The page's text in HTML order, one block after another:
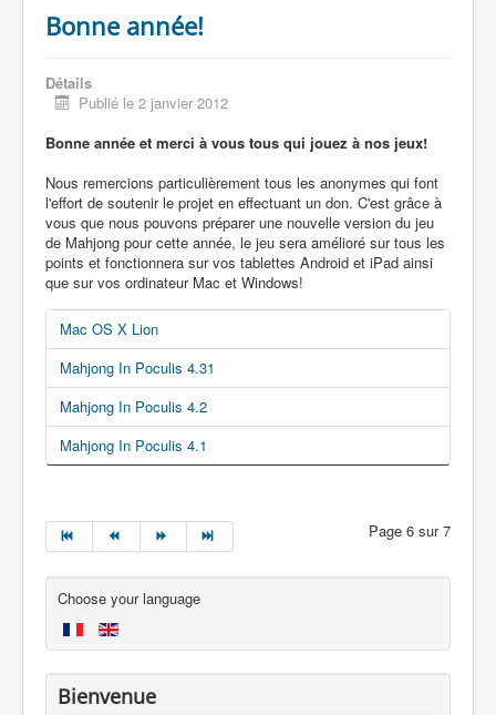
Bonne année!
Détails
Publié le 2 janvier 2012
Bonne année et merci à vous tous qui jouez à nos jeux!
Nous remercions particulièrement tous les anonymes qui font
l'effort de soutenir le projet en effectuant un don. C'est grâce à
vous que nous pouvons préparer une nouvelle version du jeu
de Mahjong pour cette année, le jeu sera amélioré sur tous les
points et fonctionnera sur vos tablettes Android et iPad ainsi
que sur vos ordinateur Mac et Windows!
Mac OS X Lion
Mahjong In Poculis 4.31
Mahjong In Poculis 4.2
Mahjong In Poculis 4.1
Page 6 sur 7
Choose your language
Bienvenue